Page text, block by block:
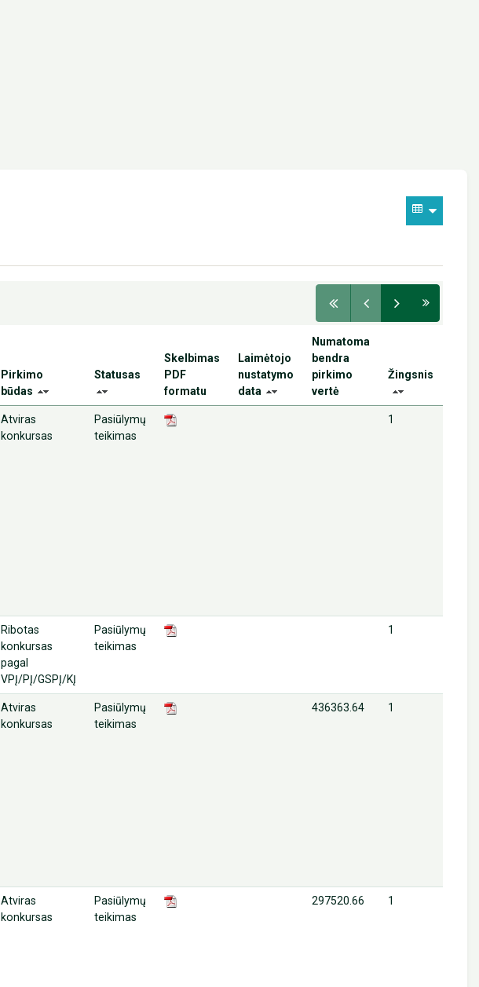
Pirkimo
būdas
Statusas
Skelbimas
PDF
formatu
Laimėtojo
nustatymo
data
Numatoma
bendra
pirkimo
vertė
Žingsnis
Atviras
konkursas
Pasiūlymų
teikimas
1
Ribotas
konkursas
pagal
VPĮ/PĮ/GSPĮ/KĮ
Pasiūlymų
teikimas
1
Atviras
konkursas
Pasiūlymų
teikimas
436363.64 1
Atviras
konkursas
Pasiūlymų
teikimas
297520.66 1